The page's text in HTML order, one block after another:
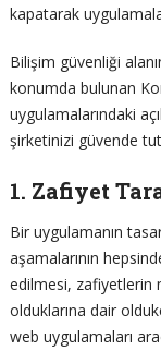
kapatarak
Bilişim güvenliği
konumda bulunan
uygulamalarındaki
şirketinizi güvende
1. Zafiyet
Bir uygulamanın
aşamalarının
edilmesi, zafiyetlerin
olduklarına dair
web uygulamaları